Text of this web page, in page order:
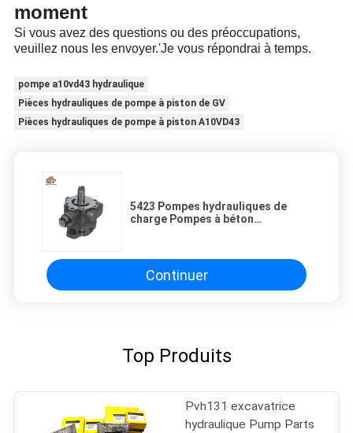
moment
Si vous avez des questions ou des préoccupations,
veuillez nous les envoyer.'Je vous répondrai à temps.
pompe a10vd43 hydraulique
Pièces hydrauliques de pompe à piston de GV
Pièces hydrauliques de pompe à piston A10VD43
5423 Pompes hydrauliques de
charge Pompes à béton
Continuer
Top Produits
Pvh131 excavatrice
hydraulique Pump Parts